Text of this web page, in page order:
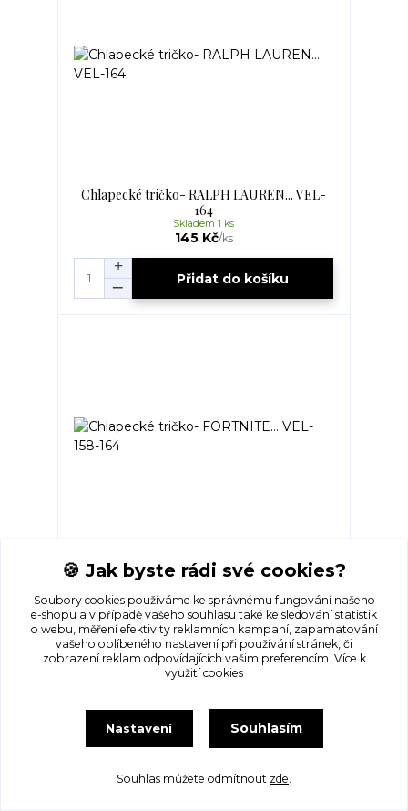
Chlapecké tričko- RALPH LAUREN... VEL-
164
145 Kč/ks
Skladem 1 ks
Přidat do košíku
Chlapecké tričko- FORTNITE... VEL-158-164
75 Kč/ks
Skladem 1 ks
Přidat do košíku
🍪 Jak byste rádi své cookies?
Soubory cookies používáme ke správnému fungování našeho
e-shopu a v případě vašeho souhlasu také ke sledování statistik
o webu, měření efektivity reklamních kampaní, zapamatování
vašeho oblíbeného nastavení při používání stránek, či
zobrazení reklam odpovídajících vašim preferencím. Více k
využití cookies
Nastavení Souhlasím
Souhlas můžete odmítnout zde